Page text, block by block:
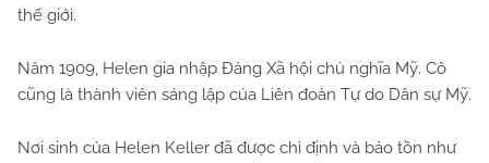
thế giới.
Năm 1909, Helen gia nhập Đảng Xã hội chủ nghĩa Mỹ. Cô
cũng là thành viên sáng lập của Liên đoàn Tự do Dân sự Mỹ.
Nơi sinh của Helen Keller đã được chỉ định và bảo tồn như